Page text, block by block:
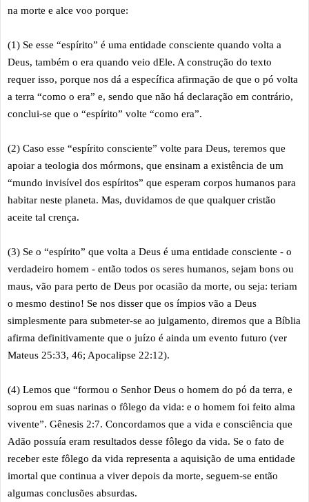
na morte e alce voo porque:
(1) Se esse “espírito” é uma entidade consciente quando volta a
Deus, também o era quando veio dEle. A construção do texto
requer isso, porque nos dá a específica afirmação de que o pó volta
a terra “como o era” e, sendo que não há declaração em contrário,
conclui-se que o “espírito” volte “como era”.
(2) Caso esse “espírito consciente” volte para Deus, teremos que
apoiar a teologia dos mórmons, que ensinam a existência de um
“mundo invisível dos espíritos” que esperam corpos humanos para
habitar neste planeta. Mas, duvidamos de que qualquer cristão
aceite tal crença.
(3) Se o “espírito” que volta a Deus é uma entidade consciente - o
verdadeiro homem - então todos os seres humanos, sejam bons ou
maus, vão para perto de Deus por ocasião da morte, ou seja: teriam
o mesmo destino! Se nos disser que os ímpios vão a Deus
simplesmente para submeter-se ao julgamento, diremos que a Bíblia
afirma definitivamente que o juízo é ainda um evento futuro (ver
Mateus 25:33, 46; Apocalipse 22:12).
(4) Lemos que “formou o Senhor Deus o homem do pó da terra, e
soprou em suas narinas o fôlego da vida: e o homem foi feito alma
vivente”. Gênesis 2:7. Concordamos que a vida e consciência que
Adão possuía eram resultados desse fôlego da vida. Se o fato de
receber este fôlego da vida representa a aquisição de uma entidade
imortal que continua a viver depois da morte, seguem-se então
algumas conclusões absurdas.